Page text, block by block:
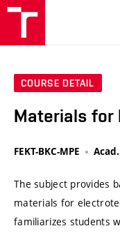
COURSE DETAIL
Materials for
FEKT-BKC-MPE
The subject provides
materials for
familiarizes students